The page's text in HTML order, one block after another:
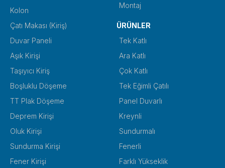
Kolon
Çatı Makası (Kiriş)
Duvar Paneli
Aşık Kirişi
Taşıyıcı Kiriş
Boşluklu Döşeme
TT Plak Döşeme
Deprem Kirişi
Oluk Kirişi
Sundurma Kirişi
Fener Kirişi
Montaj
ÜRÜNLER
Tek Katlı
Ara Katlı
Çok Katlı
Tek Eğimli Çatılı
Panel Duvarlı
Kreynli
Sundurmalı
Fenerli
Farklı Yükseklik